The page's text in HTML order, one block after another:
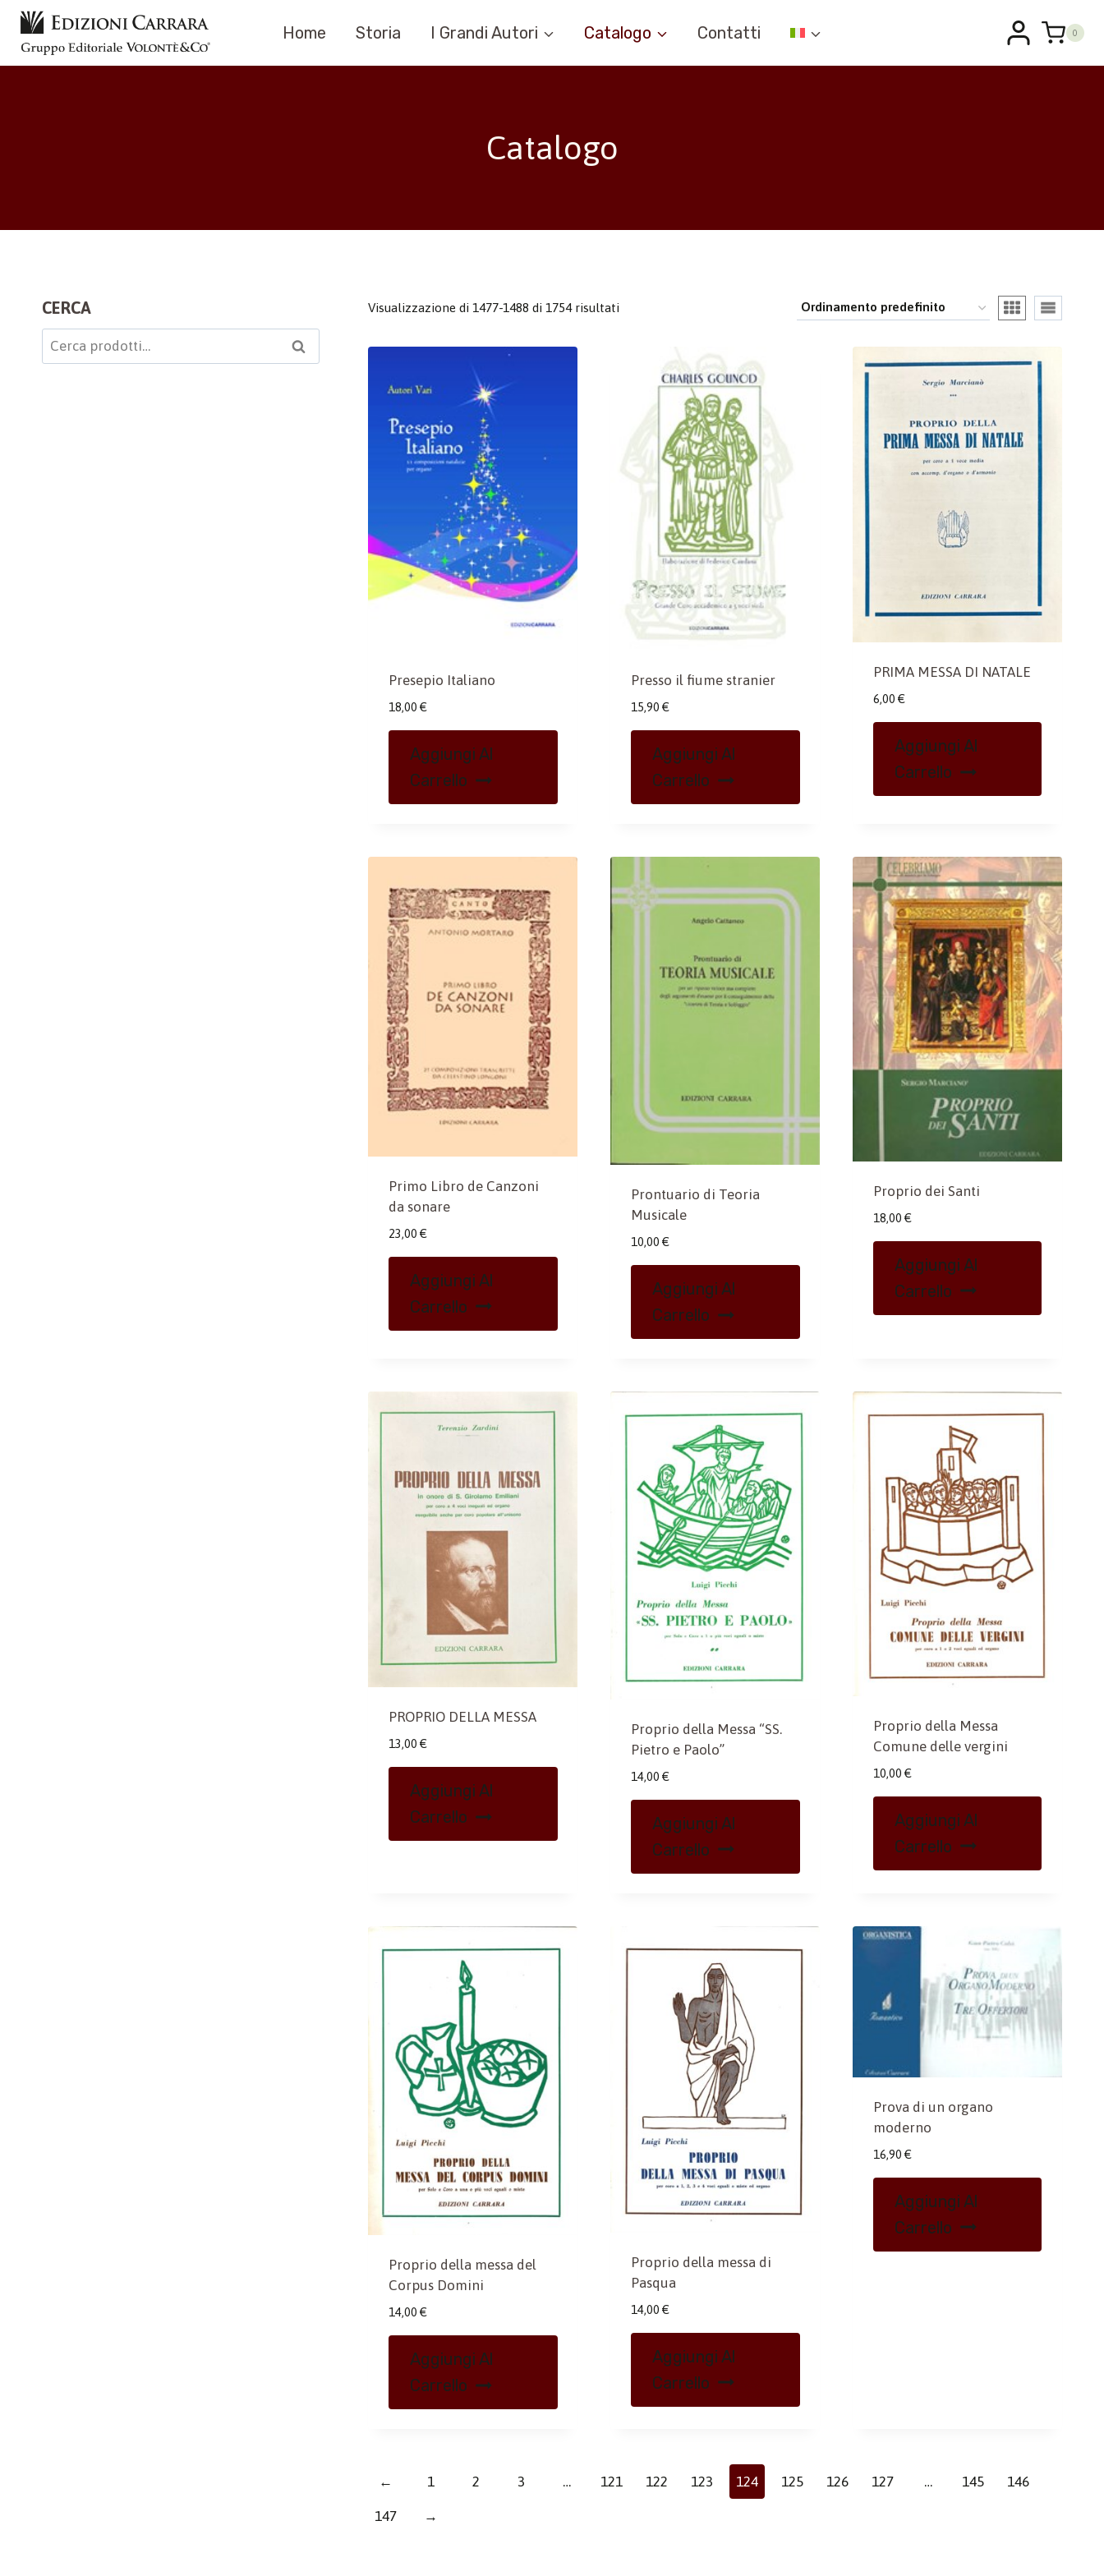
Salta
contenuto
Home Storia I Grandi Autori Catalogo Contatti 0
Catalogo
Visualizzazione di 1477-1488 di 1754 risultati
Presepio Italiano
18,00 €
Aggiungi Al
Carrello
Presso il fiume stranier
15,90 €
Aggiungi Al
Carrello
PRIMA MESSA DI NATALE
6,00 €
Aggiungi Al
Carrello
Primo Libro de Canzoni
da sonare
23,00 €
Aggiungi Al
Carrello
Prontuario di Teoria
Musicale
10,00 €
Aggiungi Al
Carrello
Proprio dei Santi
18,00 €
Aggiungi Al
Carrello
PROPRIO DELLA MESSA
13,00 €
Aggiungi Al
Carrello
Proprio della Messa “SS.
Pietro e Paolo”
14,00 €
Aggiungi Al
Carrello
Proprio della Messa
Comune delle vergini
10,00 €
Aggiungi Al
Carrello
Proprio della messa del
Corpus Domini
14,00 €
Aggiungi Al
Carrello
Proprio della messa di
Pasqua
14,00 €
Aggiungi Al
Carrello
Prova di un organo
moderno
16,90 €
Aggiungi Al
Carrello
← 1 2 3 … 121 122 123 124 125 126 127 … 145 146
147 →
CERCA
Cerca: Cerca